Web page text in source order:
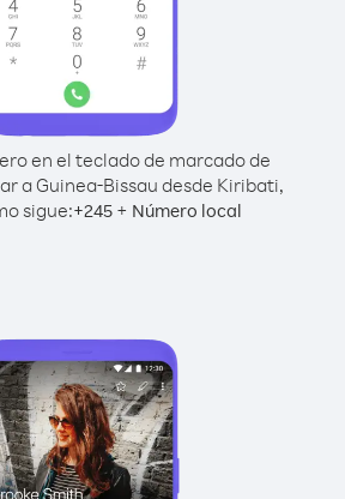
en el teclado de marcado de
a Guinea-Bissau desde Kiribati,
sigue:+245+ Número local